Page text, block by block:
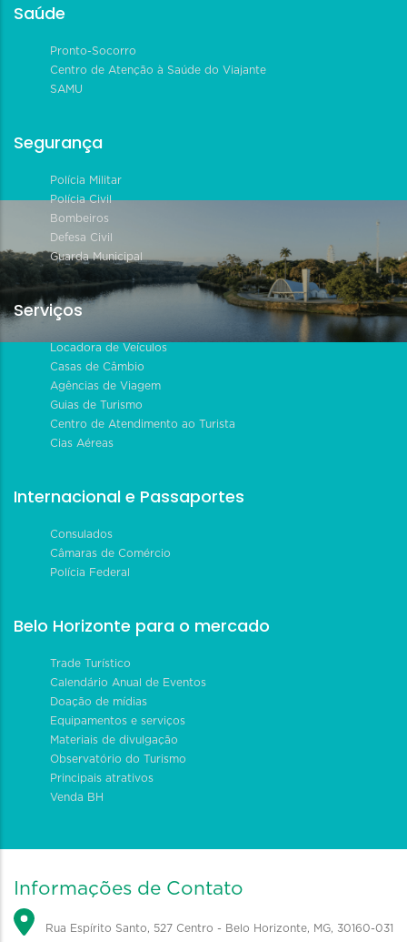
Saúde
Pronto-Socorro
Centro de Atenção à Saúde do Viajante
SAMU
Segurança
Polícia Militar
Polícia Civil
Bombeiros
Defesa Civil
Guarda Municipal
Serviços
Locadora de Veículos
Casas de Câmbio
Agências de Viagem
Guias de Turismo
Centro de Atendimento ao Turista
Cias Aéreas
Internacional e Passaportes
Consulados
Câmaras de Comércio
Polícia Federal
Belo Horizonte para o mercado
Trade Turístico
Calendário Anual de Eventos
Doação de mídias
Equipamentos e serviços
Materiais de divulgação
Observatório do Turismo
Principais atrativos
Venda BH
Informações de Contato
Rua Espírito Santo, 527 Centro - Belo Horizonte, MG, 30160-031